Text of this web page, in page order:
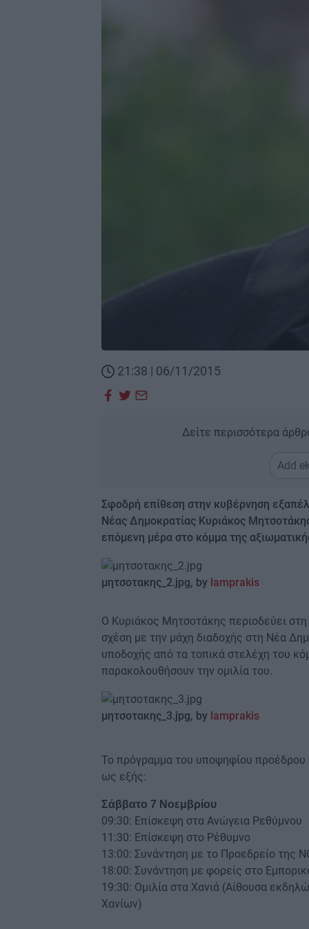
21:38 | 06/11/2015
Δείτε περισσότερα
Add
Σφοδρή επίθεση στην κυβέρνηση
Νέας Δημοκρατίας Κυριάκος
επόμενη μέρα στο κόμμα της
μητσοτακης _2.jpg, by lamprakis
Ο Κυριάκος Μητσοτάκης περιοδεύει
σχέση με την μάχη διαδοχής στη Νέα
υποδοχής από τα τοπικά στελέχη του
παρακολουθήσουν την ομιλία του.
μητσοτακης _3.jpg, by lamprakis
Το πρόγραμμα του υποψηφίου προέδρου
ως εξής:
Σάββατο 7 Νοεμβρίου
09:30: Επίσκεψη στα Ανώγεια Ρεθύμνου
11:30: Επίσκεψη στο Ρέθυμνο
13:00: Συνάντηση με το Προεδρείο
18:00: Συνάντηση με φορείς στο
19:30: Ομιλία στα Χανιά (Αίθουσα
Χανίων)